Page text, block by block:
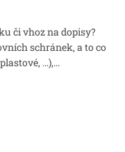
či vhoz na dopisy?
schránek, a to co
…),...